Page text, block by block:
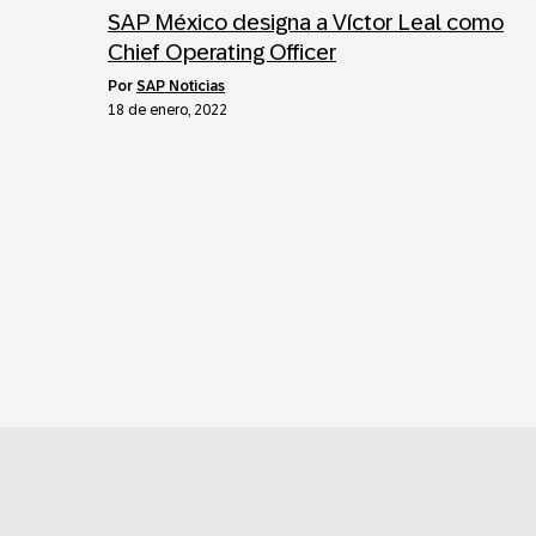
SAP México designa a Víctor Leal como
Chief Operating Officer
por SAP Noticias
18 de enero, 2022